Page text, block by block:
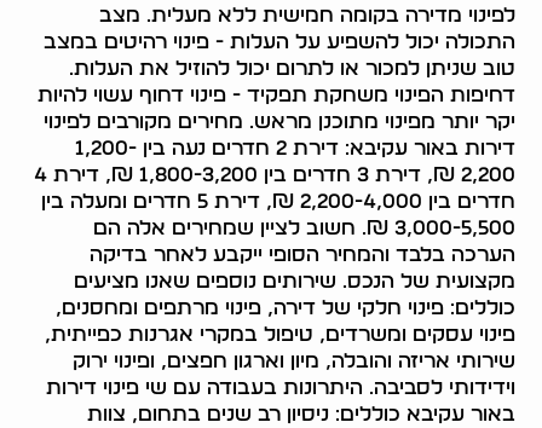
לפינוי מדירה בקומה חמישית ללא מעלית. מצב
התכולה יכול להשפיע על העלות - פינוי רהיטים במצב
טוב שניתן למכור או לתרום יכול להוזיל את העלות.
דחיפות הפינוי משחקת תפקיד - פינוי דחוף עשוי להיות
יקר יותר מפינוי מתוכנן מראש. מחירים מקורבים לפינוי
דירות באור עקיבא: דירת 2 חדרים נעה בין 1,200-
2,200 ₪, דירת 3 חדרים בין 1,800-3,200 ₪, דירת 4
חדרים בין 2,200-4,000 ₪, דירת 5 חדרים ומעלה בין
3,000-5,500 ₪. חשוב לציין שמחירים אלה הם
הערכה בלבד והמחיר הסופי ייקבע לאחר בדיקה
מקצועית של הנכס. שירותים נוספים שאנו מציעים
כוללים: פינוי חלקי של דירה, פינוי מרתפים ומחסנים,
פינוי עסקים ומשרדים, טיפול במקרי אגרנות כפייתית,
שירותי אריזה והובלה, מיון וארגון חפצים, ופינוי ירוק
וידידותי לסביבה. היתרונות בעבודה עם שי פינוי דירות
באור עקיבא כוללים: ניסיון רב שנים בתחום, צוות